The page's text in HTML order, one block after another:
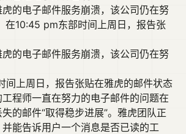
的电子邮件服务崩溃，该公司仍在努
在10:45 pm东部时间上周日，报告张
的电子邮件服务崩溃，该公司仍在努
间上周日，报告张贴在雅虎的邮件状态
程师一直在努力的电子邮件的问题在
的邮件“取得稳步进展”。雅虎团队正
能告诉用户一个消息是否已读的工